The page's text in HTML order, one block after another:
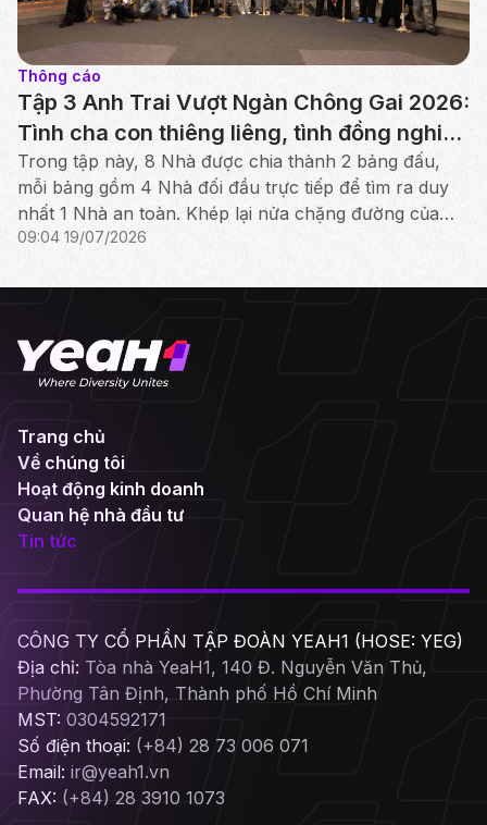
Thông cáo
Tập 3 Anh Trai Vượt Ngàn Chông Gai 2026:
Tình cha con thiêng liêng, tình đồng nghiệp
chân thành hiện lên sân khấu
Trong tập này, 8 Nhà được chia thành 2 bảng đấu,
mỗi bảng gồm 4 Nhà đối đầu trực tiếp để tìm ra duy
nhất 1 Nhà an toàn. Khép lại nửa chặng đường của
Công diễn 1, bảng đấu “Bạch Mã” đã lộ diện kết quả.
09:04 19/07/2026
Trang chủ
Về chúng tôi
Hoạt động kinh doanh
Quan hệ nhà đầu tư
Tin tức
CÔNG TY CỔ PHẦN TẬP ĐOÀN YEAH1 (HOSE: YEG)
Địa chỉ: Tòa nhà YeaH1, 140 Đ. Nguyễn Văn Thủ,
Phường Tân Định, Thành phố Hồ Chí Minh
MST: 0304592171
Số điện thoại: (+84) 28 73 006 071
Email: ir@yeah1.vn
FAX: (+84) 28 3910 1073